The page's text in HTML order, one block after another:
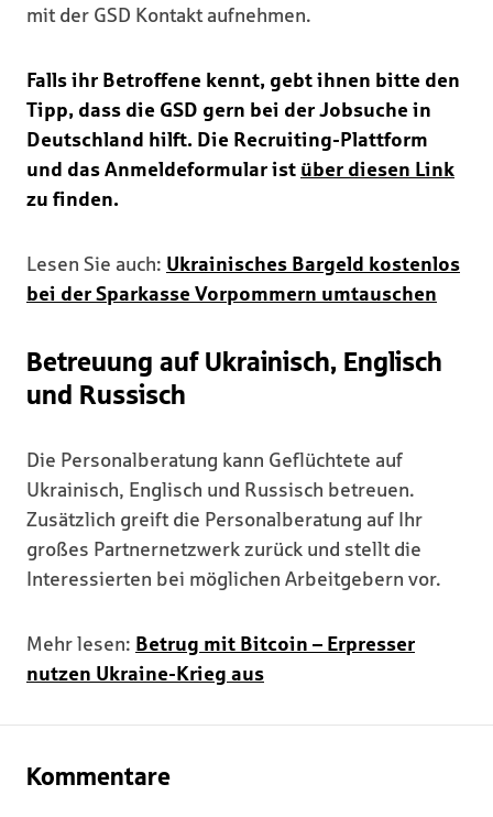
mit der GSD Kontakt aufnehmen.
Falls ihr Betroffene kennt, gebt ihnen bitte den
Tipp, dass die GSD gern bei der Jobsuche in
Deutschland hilft. Die Recruiting-Plattform
und das Anmeldeformular ist über diesen Link
zu finden.
Lesen Sie auch: Ukrainisches Bargeld kostenlos
bei der Sparkasse Vorpommern umtauschen
Betreuung auf Ukrainisch, Englisch
und Russisch
Die Personalberatung kann Geflüchtete auf
Ukrainisch, Englisch und Russisch betreuen.
Zusätzlich greift die Personalberatung auf Ihr
großes Partnernetzwerk zurück und stellt die
Interessierten bei möglichen Arbeitgebern vor.
Mehr lesen: Betrug mit Bitcoin – Erpresser
nutzen Ukraine-Krieg aus
Kommentare